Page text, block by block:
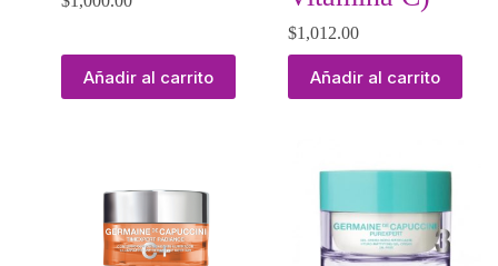
Añadir al carrito
$1,012.00
Añadir al carrito